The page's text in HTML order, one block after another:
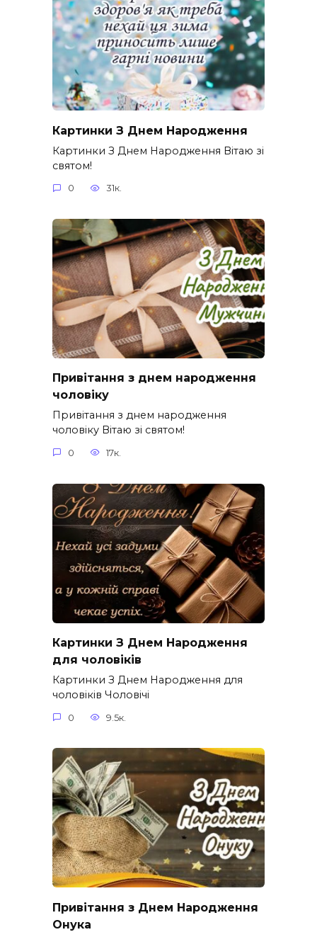
Картинки З Днем Народження
Картинки З Днем Народження Вітаю зі
святом!
0 31к.
Привітання з днем народження
чоловіку
Привітання з днем народження
чоловіку Вітаю зі святом!
0 17к.
Картинки З Днем Народження
для чоловіків​
Картинки З Днем Народження для
чоловіків​ Чоловічі
0 9.5к.
Привітання з Днем Народження
Онука